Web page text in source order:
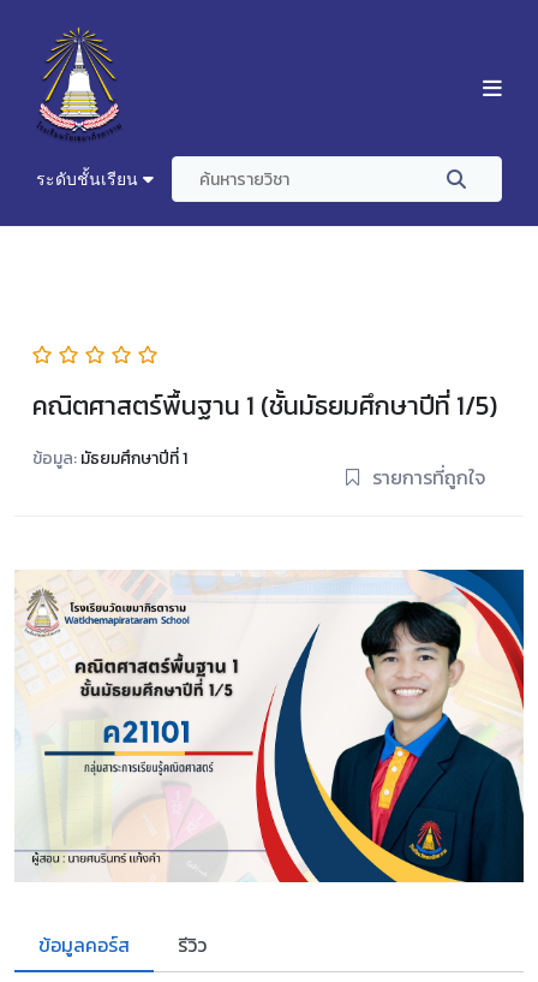
ระดับชั้นเรียน
คณิตศาสตร์พื้นฐาน 1 (ชั้นมัธยมศึกษาปีที่ 1/5)
ข้อมูล:มัธยมศึกษาปีที่ 1
รายการที่ถูกใจ
ข้อมูลคอร์ส รีวิว